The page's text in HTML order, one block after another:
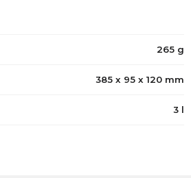
265 g
385 x 95 x 120 mm
3 l